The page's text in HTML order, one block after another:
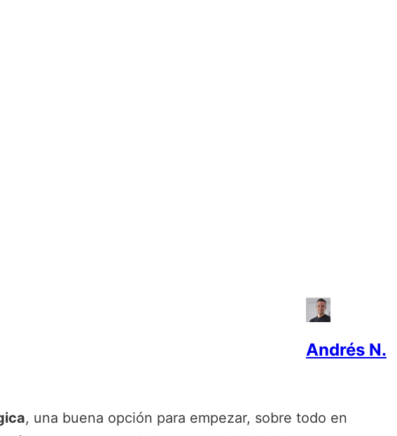
Andrés N.
, una buena opción para empezar, sobre todo en